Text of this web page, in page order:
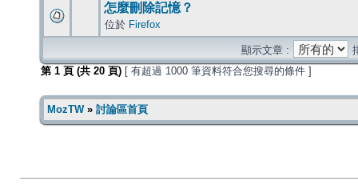
怎麼刪除記憶？
位於 Firefox
顯示文章 :
第 1 頁 (共 20 頁) [ 有超過 1000 筆資料符合您搜尋的條件 ]
MozTW» 討論區首頁